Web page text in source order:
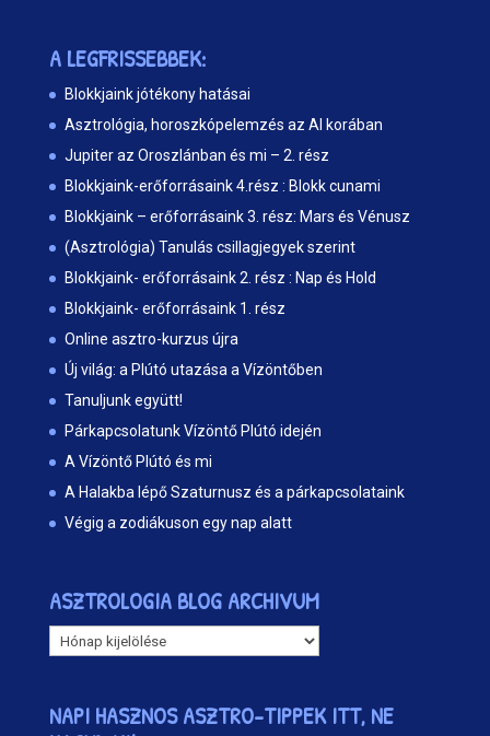
A LEGFRISSEBBEK:
Blokkjaink jótékony hatásai
Asztrológia, horoszkópelemzés az AI korában
Jupiter az Oroszlánban és mi – 2. rész
Blokkjaink-erőforrásaink 4.rész : Blokk cunami
Blokkjaink – erőforrásaink 3. rész: Mars és Vénusz
(Asztrológia) Tanulás csillagjegyek szerint
Blokkjaink- erőforrásaink 2. rész : Nap és Hold
Blokkjaink- erőforrásaink 1. rész
Online asztro-kurzus újra
Új világ: a Plútó utazása a Vízöntőben
Tanuljunk együtt!
Párkapcsolatunk Vízöntő Plútó idején
A Vízöntő Plútó és mi
A Halakba lépő Szaturnusz és a párkapcsolataink
Végig a zodiákuson egy nap alatt
ASZTROLOGIA BLOG ARCHIVUM
ASZTROLOGIA
BLOG
NAPI HASZNOS ASZTRO-TIPPEK ITT, NE